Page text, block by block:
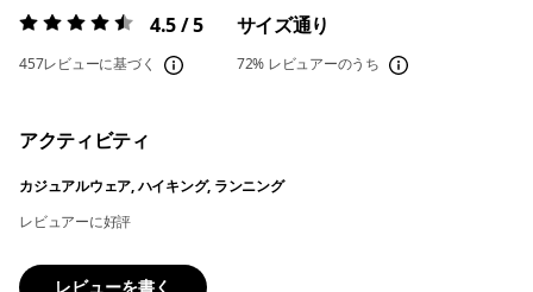
評価:4.5 / 5 4.5 / 5
457レビューに基づく
サイズ通り
72% レビュアーのうち
アクティビティ
カジュアルウェア, ハイキング, ランニング
レビュアーに好評
レビューを書く